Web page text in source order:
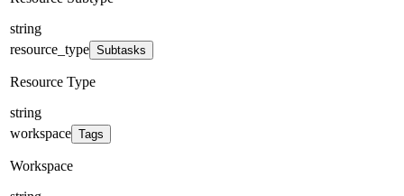
string
resource_type Subtasks
Resource Type
string
workspace Tags
Workspace